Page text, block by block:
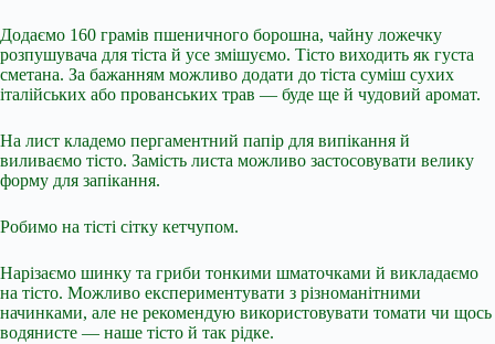
Додаємо 160 грамів пшеничного борошна, чайну ложечку
розпушувача для тіста й усе змішуємо. Тісто виходить як густа
сметана. За бажанням можливо додати до тіста суміш сухих
італійських або прованських трав — буде ще й чудовий аромат.
На лист кладемо пергаментний папір для випікання й
виливаємо тісто. Замість листа можливо застосовувати велику
форму для запікання.
Робимо на тісті сітку кетчупом.
Нарізаємо шинку та гриби тонкими шматочками й викладаємо
на тісто. Можливо експериментувати з різноманітними
начинками, але не рекомендую використовувати томати чи щось
водянисте — наше тісто й так рідке.